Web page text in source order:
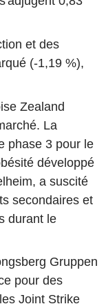
et des
(-1,19 %),
Zealand
La
phase 3 pour le
développé
a suscité
secondaires et
durant le
Gruppen
pour des
Joint Strike